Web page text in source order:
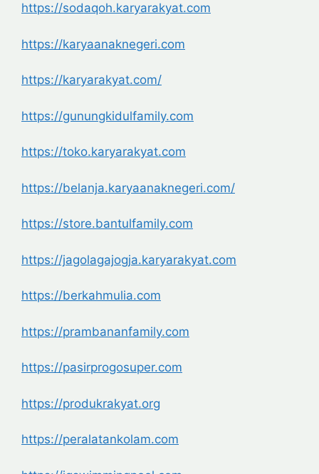
https://sodaqoh.karyarakyat.com
https://karyaanaknegeri.com
https://karyarakyat.com/
https://gunungkidulfamily.com
https://toko.karyarakyat.com
https://belanja.karyaanaknegeri.com/
https://store.bantulfamily.com
https://jagolagajogja.karyarakyat.com
https://berkahmulia.com
https://prambananfamily.com
https://pasirprogosuper.com
https://produkrakyat.org
https://peralatankolam.com